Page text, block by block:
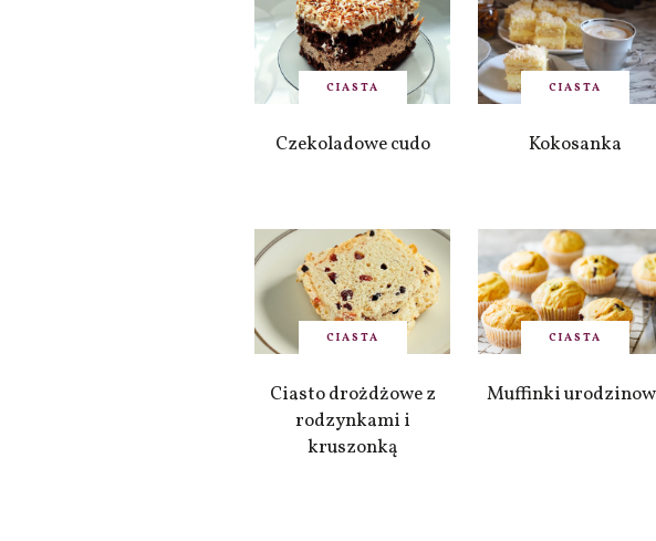
CIASTA
Czekoladowe cudo
CIASTA
Kokosanka
CIASTA
Ciasto drożdżowe z
rodzynkami i
kruszonką
CIASTA
Muffinki